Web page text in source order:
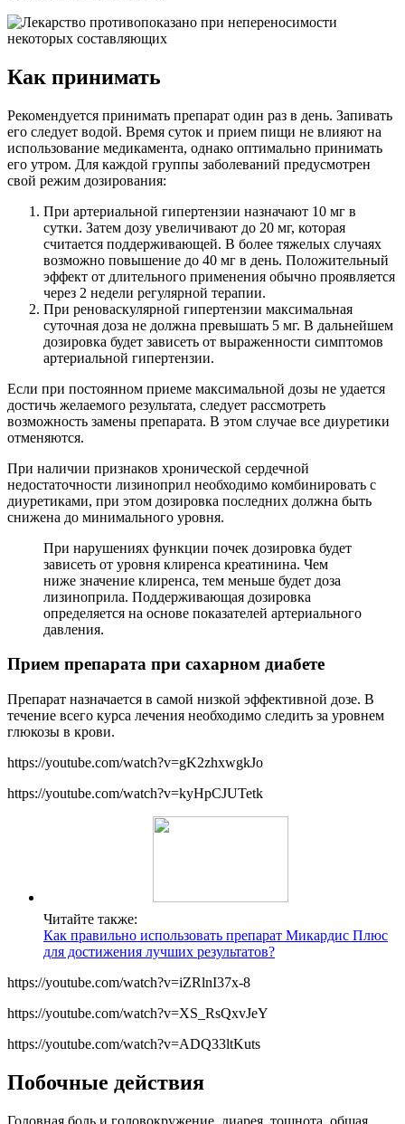
Как принимать
Рекомендуется принимать препарат один раз в день. Запивать
его следует водой. Время суток и прием пищи не влияют на
использование медикамента, однако оптимально принимать
его утром. Для каждой группы заболеваний предусмотрен
свой режим дозирования:
При артериальной гипертензии назначают 10 мг в
сутки. Затем дозу увеличивают до 20 мг, которая
считается поддерживающей. В более тяжелых случаях
возможно повышение до 40 мг в день. Положительный
эффект от длительного применения обычно проявляется
через 2 недели регулярной терапии.
При реноваскулярной гипертензии максимальная
суточная доза не должна превышать 5 мг. В дальнейшем
дозировка будет зависеть от выраженности симптомов
артериальной гипертензии.
Если при постоянном приеме максимальной дозы не удается
достичь желаемого результата, следует рассмотреть
возможность замены препарата. В этом случае все диуретики
отменяются.
При наличии признаков хронической сердечной
недостаточности лизиноприл необходимо комбинировать с
диуретиками, при этом дозировка последних должна быть
снижена до минимального уровня.
При нарушениях функции почек дозировка будет
зависеть от уровня клиренса креатинина. Чем
ниже значение клиренса, тем меньше будет доза
лизиноприла. Поддерживающая дозировка
определяется на основе показателей артериального
давления.
Прием препарата при сахарном диабете
Препарат назначается в самой низкой эффективной дозе. В
течение всего курса лечения необходимо следить за уровнем
глюкозы в крови.
https://youtube.com/watch?v=gK2zhxwgkJo
https://youtube.com/watch?v=kyHpCJUTetk
Читайте также:
Как правильно использовать препарат Микардис Плюс
для достижения лучших результатов?
https://youtube.com/watch?v=iZRlnI37x-8
https://youtube.com/watch?v=XS_RsQxvJeY
https://youtube.com/watch?v=ADQ33ltKuts
Побочные действия
Головная боль и головокружение, диарея, тошнота, общая